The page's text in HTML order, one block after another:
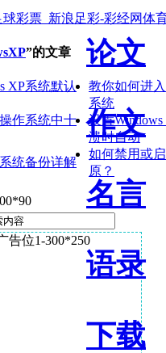
论文
作文
名言
语录
下载
”的文章
XP系统默认
教你如何进
系统
作系统中十
设置
溃时自动
统备份详解
如何禁用或
原？
告位1-300*250